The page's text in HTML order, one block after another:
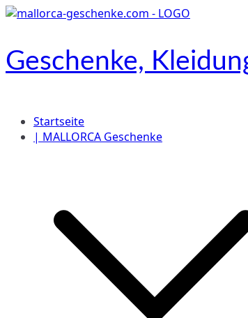
Zum
Geschenke,
Onlineshop
Startseite
| MALLORCA Geschenke